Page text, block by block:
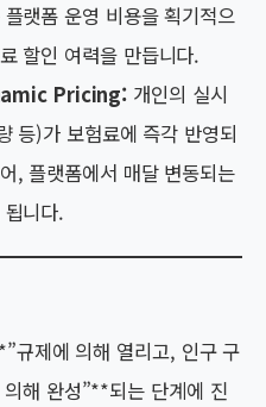
랫폼 운영 비용을 획기적으
할인 여력을 만듭니다.
Pricing: 개인의 실시
등)가 보험료에 즉각 반영되
, 플랫폼에서 매달 변동되는
니다.
규제에 의해 열리고, 인구 구
해 완성”**되는 단계에 진